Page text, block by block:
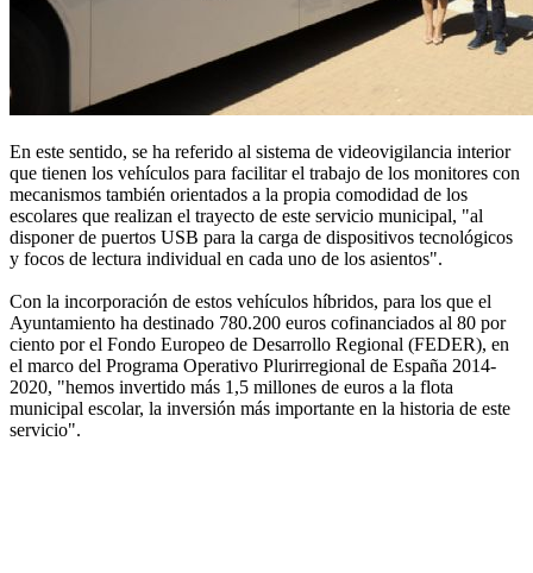
En este sentido, se ha referido al sistema de videovigilancia interior
que tienen los vehículos para facilitar el trabajo de los monitores con
mecanismos también orientados a la propia comodidad de los
escolares que realizan el trayecto de este servicio municipal, "al
disponer de puertos USB para la carga de dispositivos tecnológicos
y focos de lectura individual en cada uno de los asientos".
Con la incorporación de estos vehículos híbridos, para los que el
Ayuntamiento ha destinado 780.200 euros cofinanciados al 80 por
ciento por el Fondo Europeo de Desarrollo Regional (FEDER), en
el marco del Programa Operativo Plurirregional de España 2014-
2020, "hemos invertido más 1,5 millones de euros a la flota
municipal escolar, la inversión más importante en la historia de este
servicio".